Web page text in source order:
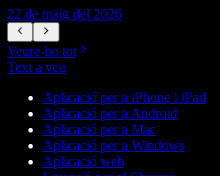
22 de maig del 2026
Veure-ho tot
Text a veu
Aplicació per a iPhone i iPad
Aplicació per a Android
Aplicació per a Mac
Aplicació per a Windows
Aplicació web